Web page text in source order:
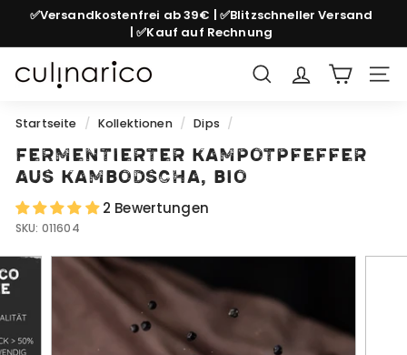
Direkt
Inhalt
Pause
✅Versandkostenfrei ab 39€ | ✅Blitzschneller Versand
| ✅Kauf auf Rechnung
c
l
i
n
a
r
i
c
Suche
Startseite / Kollektionen / Dips /
Fermentierter Kampotpfeffer
aus Kambodscha, bio
2 Bewertungen
SKU: 011604